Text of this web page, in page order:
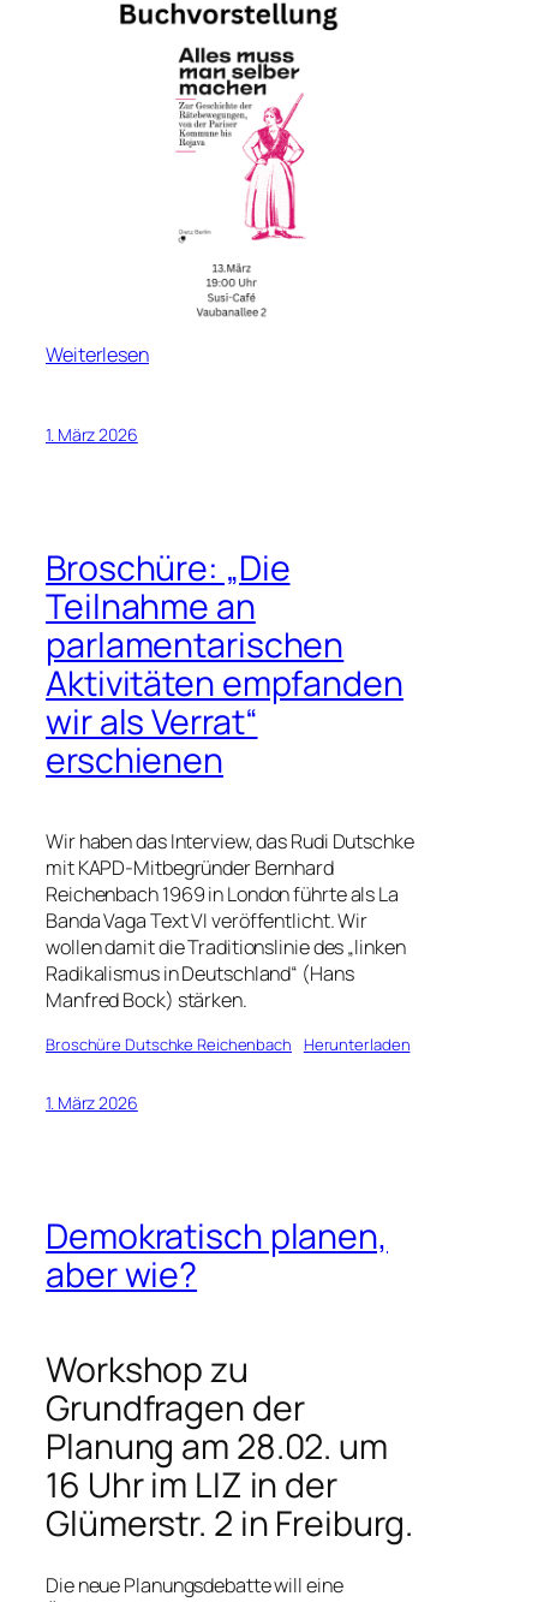
Weiterlesen
1. März 2026
Broschüre: „Die
Teilnahme an
parlamentarischen
Aktivitäten empfanden
wir als Verrat“
erschienen
Wir haben das Interview, das Rudi Dutschke
mit KAPD-Mitbegründer Bernhard
Reichenbach 1969 in London führte als La
Banda Vaga Text VI veröffentlicht. Wir
wollen damit die Traditionslinie des „linken
Radikalismus in Deutschland“ (Hans
Manfred Bock) stärken.
Broschüre Dutschke Reichenbach Herunterladen
1. März 2026
Demokratisch planen,
aber wie?
Workshop zu
Grundfragen der
Planung am 28.02. um
16 Uhr im LIZ in der
Glümerstr. 2 in Freiburg.
Die neue Planungsdebatte will eine